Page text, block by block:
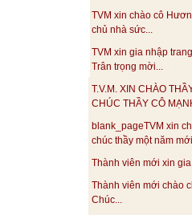
TVM xin chào cô
chủ nhà sức...
TVM xin gia nhập
Trân trọng mời...
T.V.M. XIN CHÀO
CHÚC THẦY CÔ
blank_pageTVM xin
chúc thầy một năm
Thành viên mới xin
Thành viên mới chào
Chúc...